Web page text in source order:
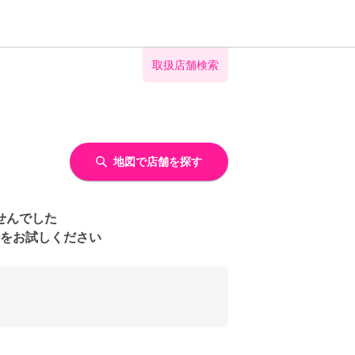
取扱店舗検索
地図で店舗を探す
んでした
お試しください